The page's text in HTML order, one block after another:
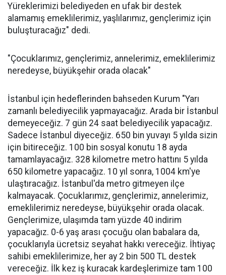
Yüreklerimizi belediyeden en ufak bir destek
alamamış emeklilerimiz, yaşlılarımız, gençlerimiz için
buluşturacağız" dedi.
"Çocuklarımız, gençlerimiz, annelerimiz, emeklilerimiz
neredeyse, büyükşehir orada olacak"
İstanbul için hedeflerinden bahseden Kurum "Yarı
zamanlı belediyecilik yapmayacağız. Arada bir İstanbul
demeyeceğiz. 7 gün 24 saat belediyecilik yapacağız.
Sadece İstanbul diyeceğiz. 650 bin yuvayı 5 yılda sizin
için bitireceğiz. 100 bin sosyal konutu 18 ayda
tamamlayacağız. 328 kilometre metro hattını 5 yılda
650 kilometre yapacağız. 10 yıl sonra, 1004 km'ye
ulaştıracağız. İstanbul'da metro gitmeyen ilçe
kalmayacak. Çocuklarımız, gençlerimiz, annelerimiz,
emeklilerimiz neredeyse, büyükşehir orada olacak.
Gençlerimize, ulaşımda tam yüzde 40 indirim
yapacağız. 0-6 yaş arası çocuğu olan babalara da,
çocuklarıyla ücretsiz seyahat hakkı vereceğiz. İhtiyaç
sahibi emeklilerimize, her ay 2 bin 500 TL destek
vereceğiz. İlk kez iş kuracak kardeşlerimize tam 100